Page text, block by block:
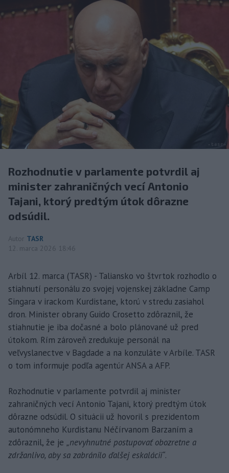
Rozhodnutie v parlamente potvrdil aj
minister zahraničných vecí Antonio
Tajani, ktorý predtým útok dôrazne
odsúdil.
Autor TASR
12. marca 2026 18:46
Arbíl 12. marca (TASR) - Taliansko vo štvrtok rozhodlo o
stiahnutí personálu zo svojej vojenskej základne Camp
Singara v irackom Kurdistane, ktorú v stredu zasiahol
dron. Minister obrany Guido Crosetto zdôraznil, že
stiahnutie je iba dočasné a bolo plánované už pred
útokom. Rím zároveň zredukuje personál na
veľvyslanectve v Bagdade a na konzuláte v Arbíle. TASR
o tom informuje podľa agentúr ANSA a AFP.
Rozhodnutie v parlamente potvrdil aj minister
zahraničných vecí Antonio Tajani, ktorý predtým útok
dôrazne odsúdil. O situácii už hovoril s prezidentom
autonómneho Kurdistanu Néčírvanom Barzaním a
zdôraznil, že je „nevyhnutné postupovať obozretne a
zdržanlivo, aby sa zabránilo ďalšej eskalácii“.